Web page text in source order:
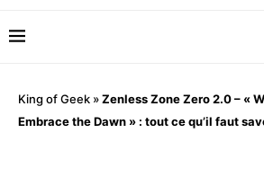
King of Geek »Zenless Zone Zero 2.0 – «
Embrace the Dawn » : tout ce qu’il faut